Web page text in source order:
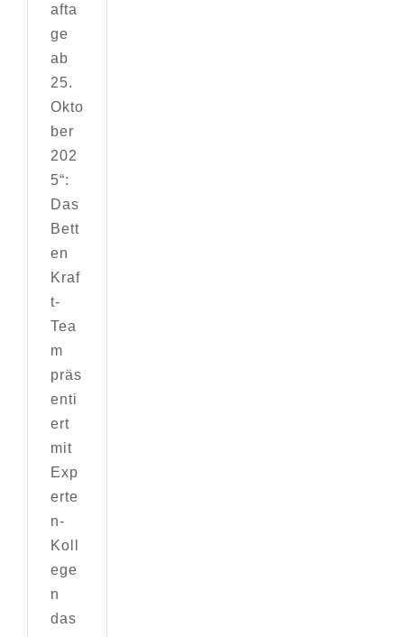
afta
ge
ab
25.
Okto
ber
202
5“:
Das
Bett
en
Kraf
t-
Tea
m
präs
enti
ert
mit
Exp
erte
n-
Koll
ege
n
das